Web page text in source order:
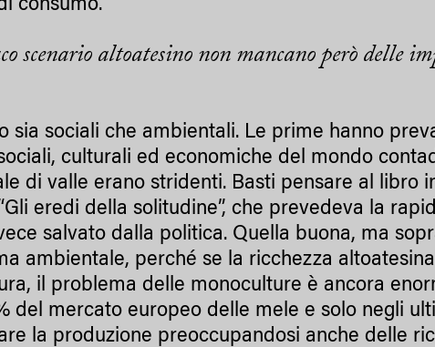
consumo.
scenario altoatesino non mancano però delle
sia sociali che ambientali. Le prime hanno
culturali ed economiche del mondo
di valle erano stridenti. Basti pensare al libro
eredi della solitudine”, che prevedeva la
salvato dalla politica. Quella buona, ma
ambientale, perché se la ricchezza
il problema delle monoculture è ancora
del mercato europeo delle mele e solo negli
la produzione preoccupandosi anche delle